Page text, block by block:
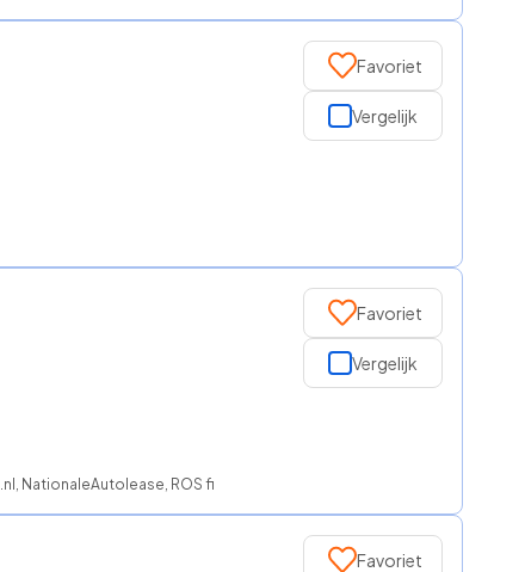
Favoriet
Vergelijk
NationaleAutolease, ROS finance
Favoriet
Vergelijk
Favoriet